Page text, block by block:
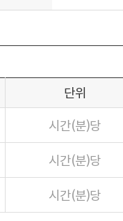
단위
시간(분)당
시간(분)당
시간(분)당